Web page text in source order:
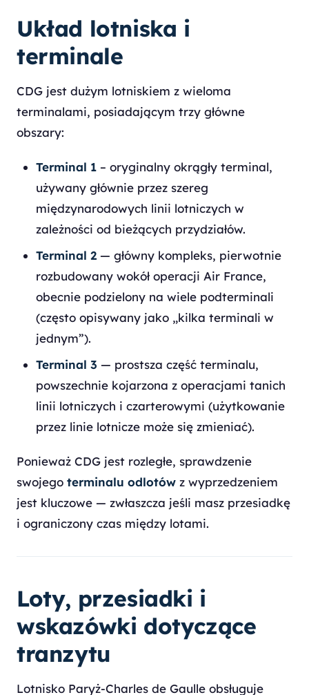
Układ lotniska i
terminale
CDG jest dużym lotniskiem z wieloma
terminalami, posiadającym trzy główne
obszary:
Terminal 1 – oryginalny okrągły terminal,
używany głównie przez szereg
międzynarodowych linii lotniczych w
zależności od bieżących przydziałów.
Terminal 2 — główny kompleks, pierwotnie
rozbudowany wokół operacji Air France,
obecnie podzielony na wiele podterminali
(często opisywany jako „kilka terminali w
jednym”).
Terminal 3 — prostsza część terminalu,
powszechnie kojarzona z operacjami tanich
linii lotniczych i czarterowymi (użytkowanie
przez linie lotnicze może się zmieniać).
Ponieważ CDG jest rozległe, sprawdzenie
swojego terminalu odlotów z wyprzedzeniem
jest kluczowe — zwłaszcza jeśli masz przesiadkę
i ograniczony czas między lotami.
Loty, przesiadki i
wskazówki dotyczące
tranzytu
Lotnisko Paryż-Charles de Gaulle obsługuje